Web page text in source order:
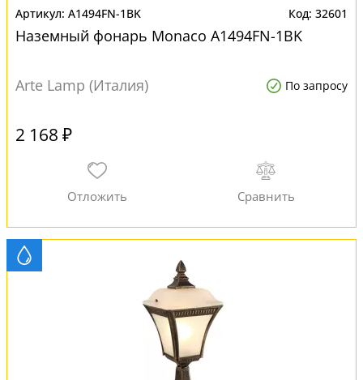
A1494FN-1BK 32601
Наземный фонарь Monaco A1494FN-1BK
Arte Lamp (Италия) По запросу
2 168 ₽